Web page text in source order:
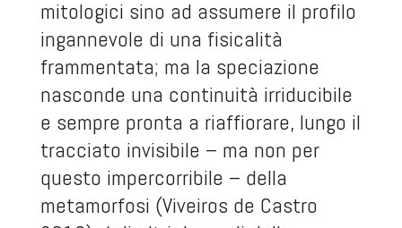
mitologici sino ad assumere il profilo
ingannevole di una fisicalità
frammentata; ma la speciazione
nasconde una continuità irriducibile
e sempre pronta a riaffiorare, lungo il
tracciato invisibile – ma non per
questo impercorribile – della
metamorfosi (Viveiros de Castro